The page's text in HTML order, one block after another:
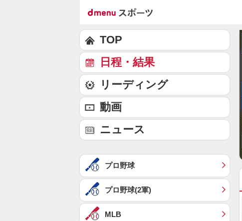
TOP
日程・結果
リーディング
動画
ニュース
プロ野球
プロ野球(2軍)
MLB